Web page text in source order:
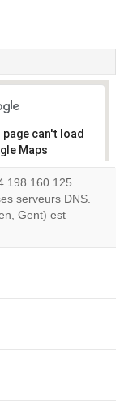
page can't load
Maps
you
this
serveurs DNS.
Gent) est